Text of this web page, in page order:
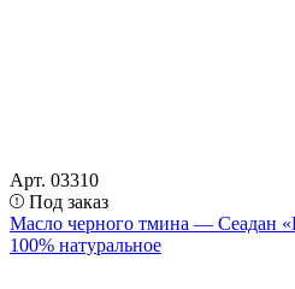
Арт. 03310
Под заказ
Масло черного тмина — Сеадан
100% натуральное